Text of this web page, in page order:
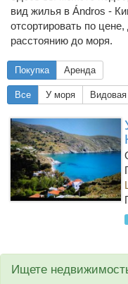
вид жилья в Ándros -
отсортировать по
расстоянию до моря.
Покупка Аренда
Все У моря Видовая
Ищете